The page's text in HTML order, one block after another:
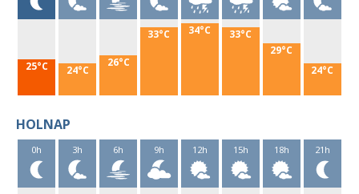
25°C 24°C
26°C
33°C 34°C 33°C
29°C
24°C
HOLNAP
0h 3h 6h 9h 12h 15h 18h 21h